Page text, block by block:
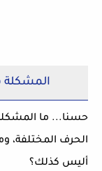
المشكلة
حسنا... ما
الحرف
أليس كذلك؟